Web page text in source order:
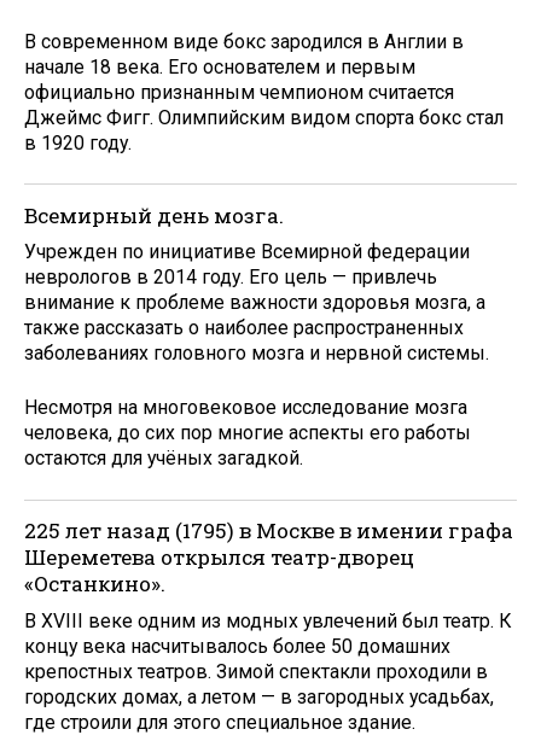
В современном виде бокс зародился в Англии в
начале 18 века. Его основателем и первым
официально признанным чемпионом считается
Джеймс Фигг. Олимпийским видом спорта бокс стал
в 1920 году.
Всемирный день мозга.
Учрежден по инициативе Всемирной федерации
неврологов в 2014 году. Его цель — привлечь
внимание к проблеме важности здоровья мозга, а
также рассказать о наиболее распространенных
заболеваниях головного мозга и нервной системы.
Несмотря на многовековое исследование мозга
человека, до сих пор многие аспекты его работы
остаются для учёных загадкой.
225 лет назад (1795) в Москве в имении графа
Шереметева открылся театр-дворец
«Останкино».
В XVIII веке одним из модных увлечений был театр. К
концу века насчитывалось более 50 домашних
крепостных театров. Зимой спектакли проходили в
городских домах, а летом — в загородных усадьбах,
где строили для этого специальное здание.